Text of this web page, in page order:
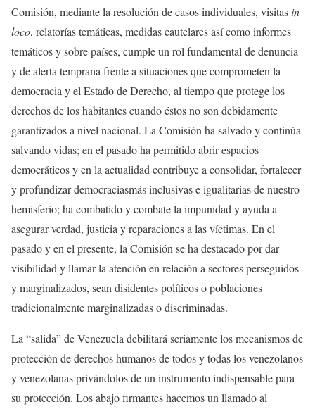
Comisión, mediante la resolución de casos individuales, visitas in
loco, relatorías temáticas, medidas cautelares así como informes
temáticos y sobre países, cumple un rol fundamental de denuncia
y de alerta temprana frente a situaciones que comprometen la
democracia y el Estado de Derecho, al tiempo que protege los
derechos de los habitantes cuando éstos no son debidamente
garantizados a nivel nacional. La Comisión ha salvado y continúa
salvando vidas; en el pasado ha permitido abrir espacios
democráticos y en la actualidad contribuye a consolidar, fortalecer
y profundizar democraciasmás inclusivas e igualitarias de nuestro
hemisferio; ha combatido y combate la impunidad y ayuda a
asegurar verdad, justicia y reparaciones a las víctimas. En el
pasado y en el presente, la Comisión se ha destacado por dar
visibilidad y llamar la atención en relación a sectores perseguidos
y marginalizados, sean disidentes políticos o poblaciones
tradicionalmente marginalizadas o discriminadas.
La “salida” de Venezuela debilitará seriamente los mecanismos de
protección de derechos humanos de todos y todas los venezolanos
y venezolanas privándolos de un instrumento indispensable para
su protección. Los abajo firmantes hacemos un llamado al